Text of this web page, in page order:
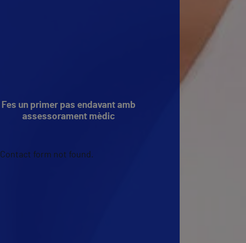
Fes un primer pas endavant amb
assessorament mèdic
Contact form not found.